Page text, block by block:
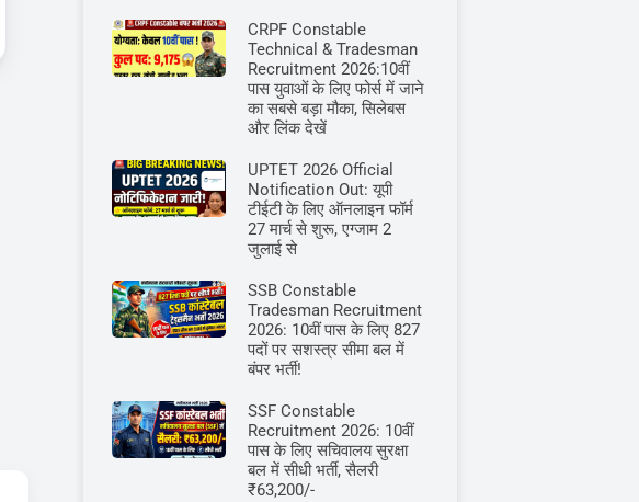
CRPF Constable
Technical & Tradesman
Recruitment 2026:10वीं
पास युवाओं के लिए फोर्स में जाने
का सबसे बड़ा मौका, सिलेबस
और लिंक देखें
UPTET 2026 Official
Notification Out: यूपी
टीईटी के लिए ऑनलाइन फॉर्म
27 मार्च से शुरू, एग्जाम 2
जुलाई से
SSB Constable
Tradesman Recruitment
2026: 10वीं पास के लिए 827
पदों पर सशस्त्र सीमा बल में
बंपर भर्ती!
SSF Constable
Recruitment 2026: 10वीं
पास के लिए सचिवालय सुरक्षा
बल में सीधी भर्ती, सैलरी
₹63,200/-